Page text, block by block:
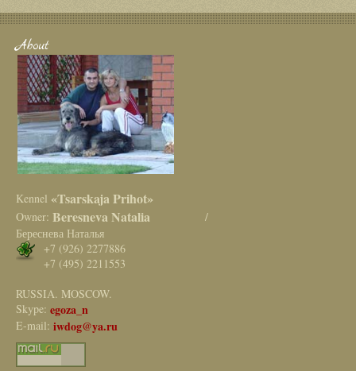
About
Kennel «Tsarskaja Prihot»
Owner: Beresneva Natalia /
Береснева Наталья
+7 (926) 2277886
+7 (495) 2211553
RUSSIA. MOSCOW.
Skype: egoza_n
E-mail: iwdog@ya.ru